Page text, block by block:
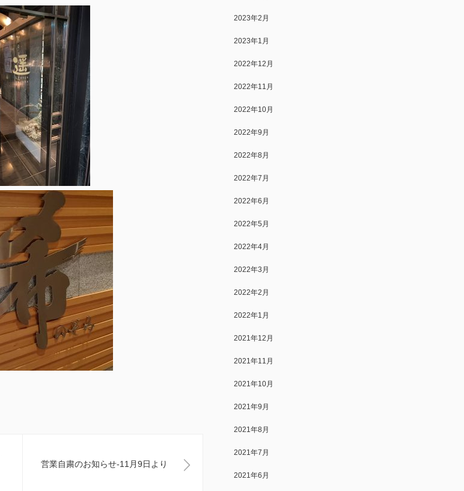
営業自粛のお知らせ-11月9日より
2023年2月
2023年1月
2022年12月
2022年11月
2022年10月
2022年9月
2022年8月
2022年7月
2022年6月
2022年5月
2022年4月
2022年3月
2022年2月
2022年1月
2021年12月
2021年11月
2021年10月
2021年9月
2021年8月
2021年7月
2021年6月